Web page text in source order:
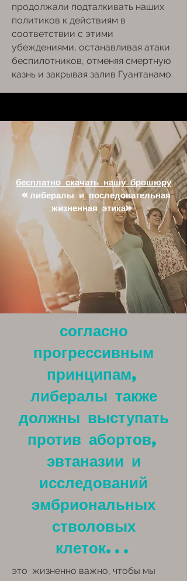
продолжали подталкивать наших
политиков к действиям в
соответствии с этими
убеждениями, останавливая атаки
беспилотников, отменяя смертную
казнь и закрывая залив Гуантанамо.
бесплатно скачать нашу брошюру
«либералы и последовательная
жизненная этика»
согласно
прогрессивным
принципам,
либералы также
должны выступать
против абортов,
эвтаназии и
исследований
эмбриональных
стволовых
клеток...
это жизненно важно, чтобы мы